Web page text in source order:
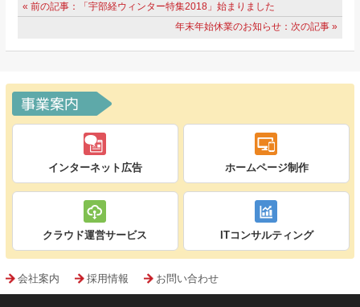
« 前の記事：「宇部経ウィンター特集2018」始まりました
年末年始休業のお知らせ：次の記事 »
事業案内
インターネット広告 ホームページ制作
クラウド運営サービス ITコンサルティング
会社案内 採用情報 お問い合わせ